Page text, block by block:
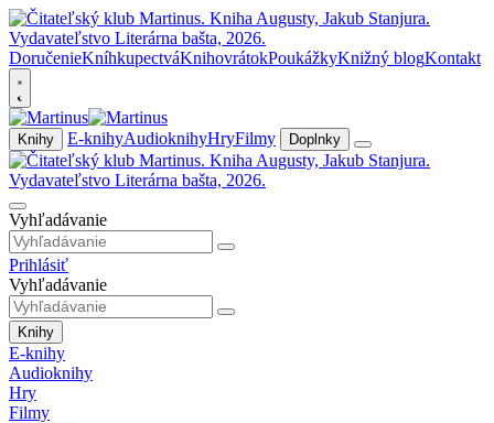
DoručenieKníhkupectváKnihovrátokPoukážkyKnižný blogKontakt
Knihy E-knihyAudioknihyHryFilmy Doplnky
Vyhľadávanie
Prihlásiť
Vyhľadávanie
Knihy
E-knihy
Audioknihy
Hry
Filmy